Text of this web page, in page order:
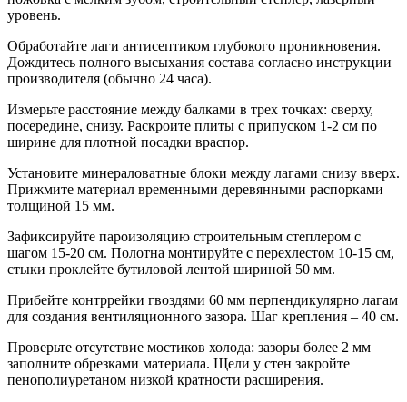
уровень.
Обработайте лаги антисептиком глубокого проникновения.
Дождитесь полного высыхания состава согласно инструкции
производителя (обычно 24 часа).
Измерьте расстояние между балками в трех точках: сверху,
посередине, снизу. Раскроите плиты с припуском 1-2 см по
ширине для плотной посадки враспор.
Установите минераловатные блоки между лагами снизу вверх.
Прижмите материал временными деревянными распорками
толщиной 15 мм.
Зафиксируйте пароизоляцию строительным степлером с
шагом 15-20 см. Полотна монтируйте с перехлестом 10-15 см,
стыки проклейте бутиловой лентой шириной 50 мм.
Прибейте контррейки гвоздями 60 мм перпендикулярно лагам
для создания вентиляционного зазора. Шаг крепления – 40 см.
Проверьте отсутствие мостиков холода: зазоры более 2 мм
заполните обрезками материала. Щели у стен закройте
пенополиуретаном низкой кратности расширения.